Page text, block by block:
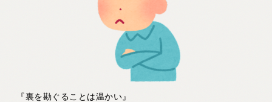
『裏を勘ぐることは温かい』